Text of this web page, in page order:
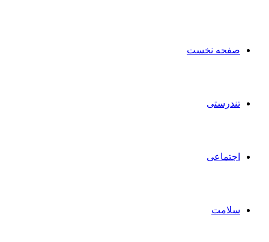
صفحه نخست
تندرستی
اجتماعی
سلامت